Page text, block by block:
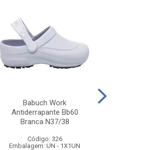
Babuch Work
Antiderrapante Bb60
Branca N37/38
Código: 326
Embalagem: UN - 1X1UN